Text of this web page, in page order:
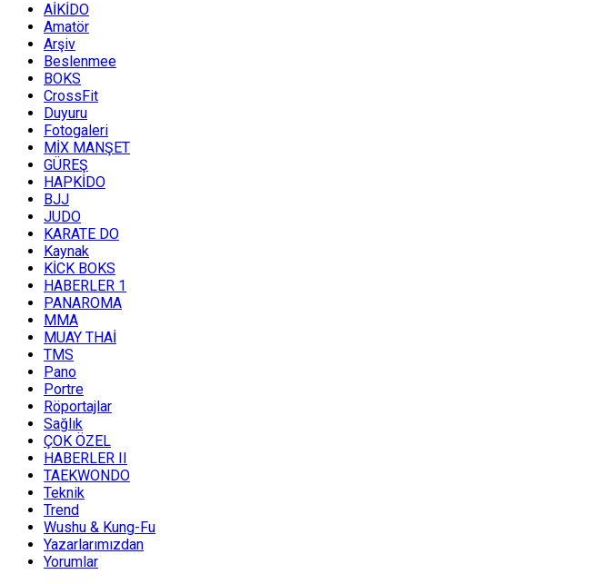
AİKİDO
Amatör
Arşiv
Beslenmee
BOKS
CrossFit
Duyuru
Fotogaleri
MİX MANŞET
GÜREŞ
HAPKİDO
BJJ
JUDO
KARATE DO
Kaynak
KİCK BOKS
HABERLER 1
PANAROMA
MMA
MUAY THAİ
TMS
Pano
Portre
Röportajlar
Sağlık
ÇOK ÖZEL
HABERLER II
TAEKWONDO
Teknik
Trend
Wushu & Kung-Fu
Yazarlarımızdan
Yorumlar